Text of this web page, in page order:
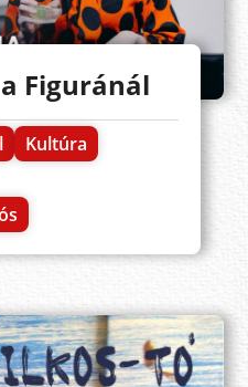
Figuránál
Kultúra